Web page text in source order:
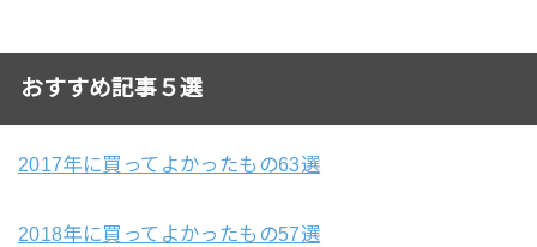
おすすめ記事５選
2017年に買ってよかったもの63選
2018年に買ってよかったもの57選